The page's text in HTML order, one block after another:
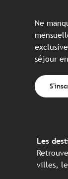
Ne
séjour
Les
villes,